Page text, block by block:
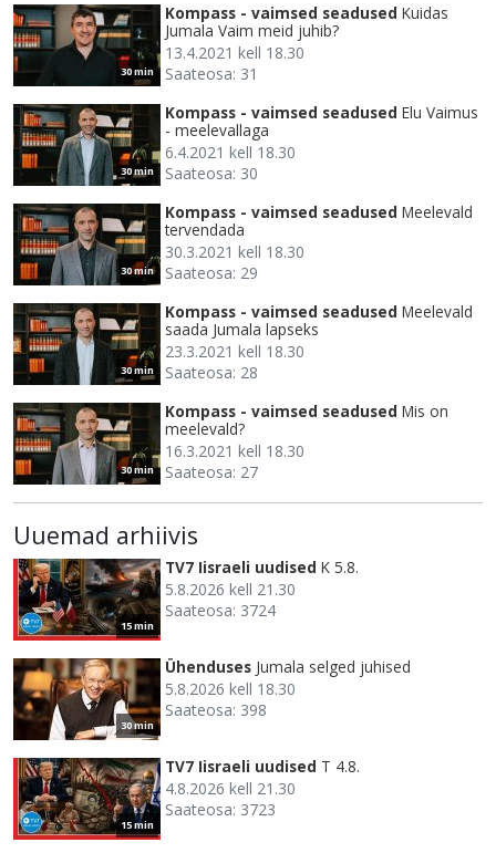
30 min
Kompass - vaimsed seadused Kuidas
Jumala Vaim meid juhib?
13.4.2021 kell 18.30
Saateosa: 31
30 min
Kompass - vaimsed seadused Elu Vaimus
- meelevallaga
6.4.2021 kell 18.30
Saateosa: 30
30 min
Kompass - vaimsed seadused Meelevald
tervendada
30.3.2021 kell 18.30
Saateosa: 29
30 min
Kompass - vaimsed seadused Meelevald
saada Jumala lapseks
23.3.2021 kell 18.30
Saateosa: 28
30 min
Kompass - vaimsed seadused Mis on
meelevald?
16.3.2021 kell 18.30
Saateosa: 27
Uuemad arhiivis
15 min
TV7 Iisraeli uudised K 5.8.
5.8.2026 kell 21.30
Saateosa: 3724
30 min
Ühenduses Jumala selged juhised
5.8.2026 kell 18.30
Saateosa: 398
15 min
TV7 Iisraeli uudised T 4.8.
4.8.2026 kell 21.30
Saateosa: 3723